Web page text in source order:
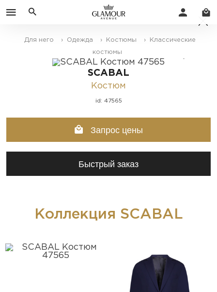
Для него › Одежда › Костюмы › Классические
костюмы
SCABAL
Костюм
id: 47565
Запрос цены
Быстрый заказ
Коллекция SCABAL